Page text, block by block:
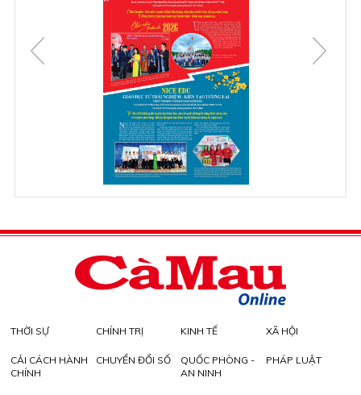
THỜI SỰ CHÍNH TRỊ KINH TẾ XÃ HỘI
CẢI CÁCH HÀNH
CHÍNH
CHUYỂN ĐỔI SỐ
QUỐC PHÒNG -
AN NINH
PHÁP LUẬT